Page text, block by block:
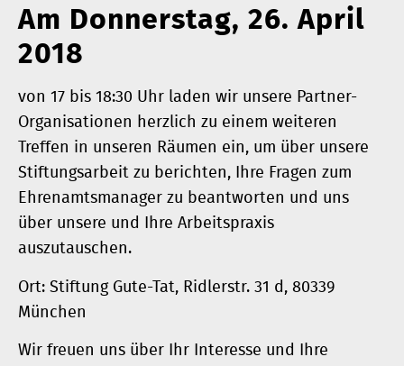
Am Donnerstag, 26. April
2018
von 17 bis 18:30 Uhr laden wir unsere Partner-
Organisationen herzlich zu einem weiteren
Treffen in unseren Räumen ein, um über unsere
Stiftungsarbeit zu berichten, Ihre Fragen zum
Ehrenamtsmanager zu beantworten und uns
über unsere und Ihre Arbeitspraxis
auszutauschen.
Ort: Stiftung Gute-Tat, Ridlerstr. 31 d, 80339
München
Wir freuen uns über Ihr Interesse und Ihre